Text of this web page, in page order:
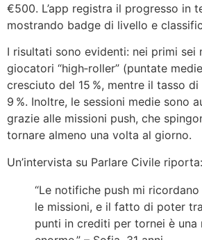
€500. L’app registra il progresso in
mostrando badge di livello e
I risultati sono evidenti: nei primi sei
giocatori “high‑roller” (puntate
cresciuto del 15 %, mentre il tasso
9 %. Inoltre, le sessioni medie sono
grazie alle missioni push, che
tornare almeno una volta al giorno.
Un’intervista su Parlare Civile riporta:
“Le notifiche push mi
le missioni, e il fatto di poter
punti in crediti per tornei è una